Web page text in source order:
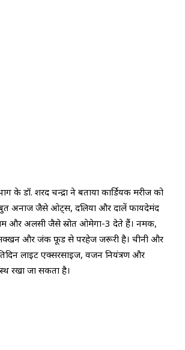
के डॉ. शरद चन्द्रा ने बताया कार्डियक मरीज को
अनाज जैसे ओट्स, दलिया और दालें फायदेमंद
और अलसी जैसे स्रोत ओमेगा-3 देते हैं। नमक,
मक्खन और जंक फूड से परहेज जरूरी है। चीनी और
लाइट एक्सरसाइज, वजन नियंत्रण और
रखा जा सकता है।